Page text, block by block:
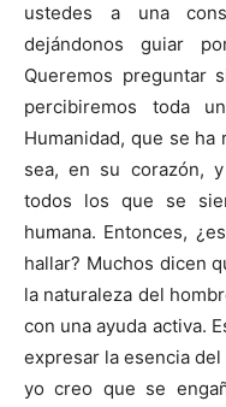
ustedes a una
dejándonos guiar
Queremos preguntar
percibiremos toda
Humanidad, que se
sea, en su corazón,
todos los que se
humana. Entonces,
hallar? Muchos dicen
la naturaleza del
con una ayuda activa.
expresar la esencia
yo creo que se